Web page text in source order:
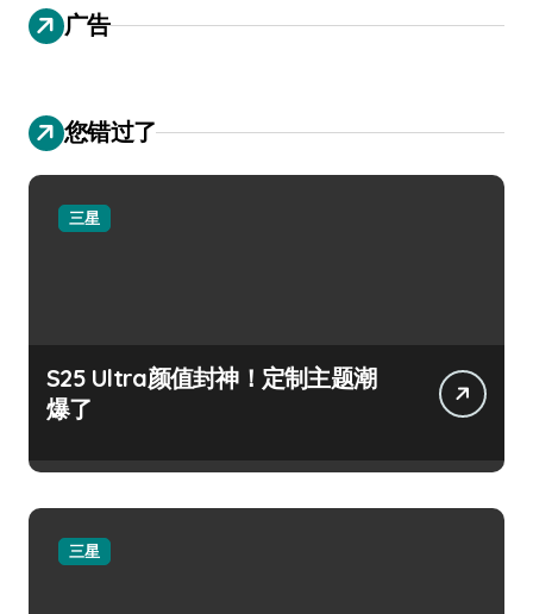
广告
您错过了
三星
S25 Ultra颜值封神！定制主题潮
爆了
三星